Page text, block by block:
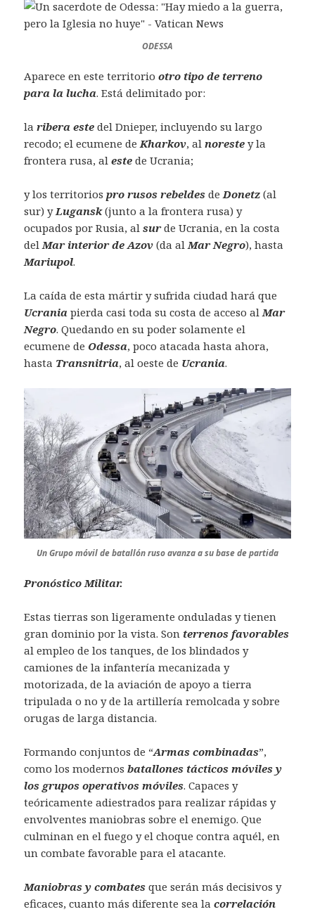
ODESSA
Aparece en este territoriootro tipo de terreno
para la lucha. Está delimitado por:
laribera este del Dnieper, incluyendo su largo
recodo; el ecumene de Kharkov, alnoreste y la
frontera rusa, aleste de Ucrania;
y los territoriospro rusos rebeldes de Donetz (al
sur) y Lugansk(junto a la frontera rusa) y
ocupados por Rusia, alsurde Ucrania, en la costa
del Mar interior de Azov (da al Mar Negro), hasta
Mariupol.
La caída de esta mártir y sufrida ciudad hará que
Ucraniapierda casi toda su costa de acceso al Mar
Negro. Quedando en su poder solamente el
ecumene de Odessa, poco atacada hasta ahora,
hasta Transnitria, al oeste de Ucrania.
Un Grupo móvil de batallón ruso avanza a su base de partida
Pronóstico Militar.
Estas tierras son ligeramente onduladas y tienen
gran dominio por la vista. Son terrenos favorables
al empleo de los tanques, de los blindados y
camiones de la infantería mecanizada y
motorizada, de la aviación de apoyo a tierra
tripulada o no y de la artillería remolcada y sobre
orugas de larga distancia.
Formando conjuntos de “Armas combinadas”,
como los modernosbatallones tácticos móviles y
los grupos operativos móviles. Capaces y
teóricamente adiestrados para realizar rápidas y
envolventes maniobras sobre el enemigo. Que
culminan en el fuego y el choque contra aquél, en
un combate favorable para el atacante.
Maniobras y combates que serán más decisivos y
eficaces, cuanto más diferente sea la correlación